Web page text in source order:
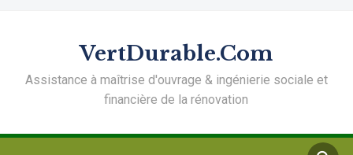
VertDurable.Com
Assistance à maîtrise d'ouvrage & ingénierie sociale et
financière de la rénovation